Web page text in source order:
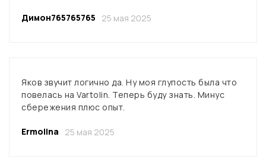
Димон765765765 25 мая 2025
Яков звучит логично да. Ну моя глупость была что
повелась на Vartolin. Теперь буду знать. Минус
сбережения плюс опыт.
Ermolinа 25 мая 2025